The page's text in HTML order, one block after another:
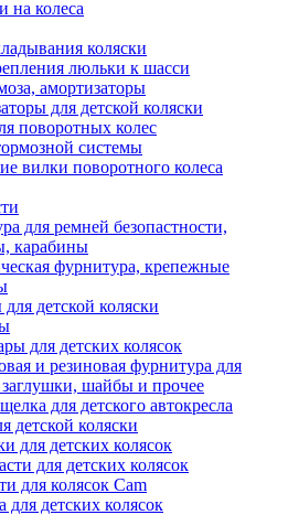
на колеса
коляски
люльки к шасси
амортизаторы
для детской коляски
поворотных колес
системы
вилки поворотного колеса
для ремней безопастности,
карабины
фурнитура, крепежные
детской коляски
для детских колясок
и резиновая фурнитура для
заглушки, шайбы и прочее
для детского автокресла
детской коляски
для детских колясок
для детских колясок
для колясок Cam
для детских колясок